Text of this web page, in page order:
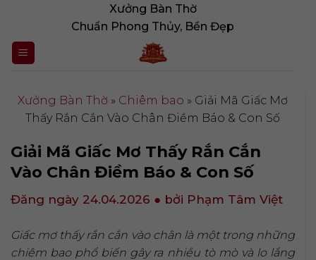
nội
dung
Xưởng Bàn Thờ
Chuẩn Phong Thủy, Bền Đẹp
Xưởng Bàn Thờ » Chiêm bao » Giải Mã Giấc Mơ
Thấy Rắn Cắn Vào Chân Điềm Báo & Con Số
Giải Mã Giấc Mơ Thấy Rắn Cắn
Vào Chân Điềm Báo & Con Số
Đăng ngày 24.04.2026 ● bởi Phạm Tâm Việt
Giấc mơ thấy rắn cắn vào chân là một trong những
chiêm bao phổ biến gây ra nhiều tò mò và lo lắng